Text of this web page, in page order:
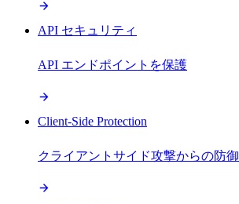
API セキュリティ
API エンドポイントを保護
Client-Side Protection
クライアントサイド攻撃からの防御